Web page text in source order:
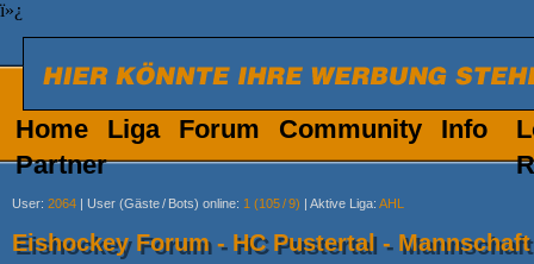
ï»¿
Home Liga Forum Community
Info
Partner
User: 2064 | User (Gäste/ Bots) online: 1 (105/9) | Aktive Liga: AHL
Eishockey Forum - HC Pustertal - Mannschaft